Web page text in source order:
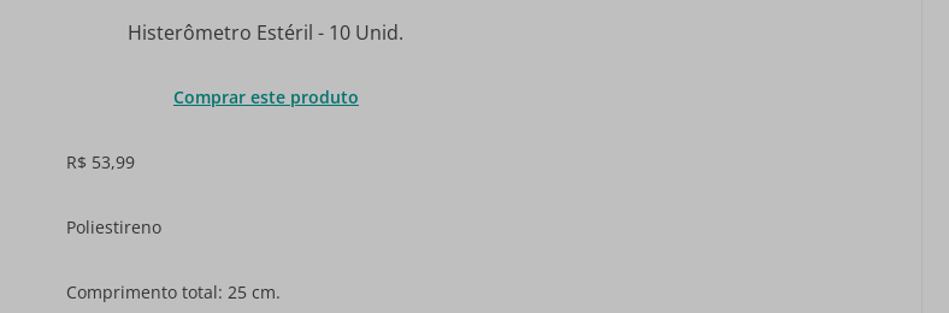
Histerômetro Estéril - 10 Unid.
Comprar este produto
R$ 53,99
Poliestireno
Comprimento total: 25 cm.